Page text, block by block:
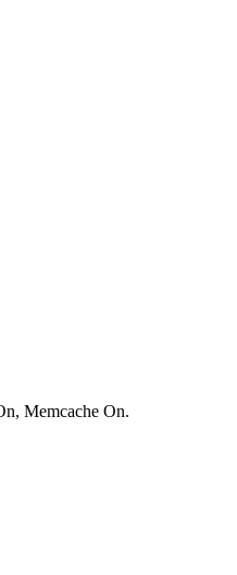
Memcache On.